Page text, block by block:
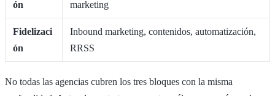
ón
marketing
Fidelizaci
ón
Inbound marketing, contenidos, automatización,
RRSS
No todas las agencias cubren los tres bloques con la misma